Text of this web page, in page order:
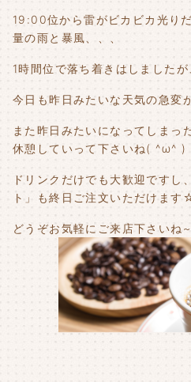
19:00位から雷がビカビカ光り
量の雨と暴風、、、
1時間位で落ち着きはしましたが
今日も昨日みたいな天気の急変
また昨日みたいになってしま
休憩していって下さいね( ^ω^ )
ドリンクだけでも大歓迎ですし
ト」も終日ご注文いただけます
どうぞお気軽にご来店下さいね